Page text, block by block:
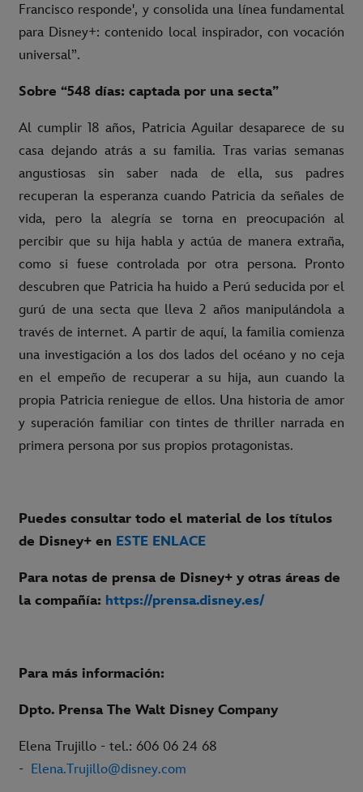
Francisco responde', y consolida una línea fundamental
para Disney+: contenido local inspirador, con vocación
universal”.
Sobre “548 días: captada por una secta”
Al cumplir 18 años, Patricia Aguilar desaparece de su
casa dejando atrás a su familia. Tras varias semanas
angustiosas sin saber nada de ella, sus padres
recuperan la esperanza cuando Patricia da señales de
vida, pero la alegría se torna en preocupación al
percibir que su hija habla y actúa de manera extraña,
como si fuese controlada por otra persona. Pronto
descubren que Patricia ha huido a Perú seducida por el
gurú de una secta que lleva 2 años manipulándola a
través de internet. A partir de aquí, la familia comienza
una investigación a los dos lados del océano y no ceja
en el empeño de recuperar a su hija, aun cuando la
propia Patricia reniegue de ellos. Una historia de amor
y superación familiar con tintes de thriller narrada en
primera persona por sus propios protagonistas.
Puedes consultar todo el material de los títulos
de Disney+ en ESTE ENLACE
Para notas de prensa de Disney+ y otras áreas de
la compañía: https://prensa.disney.es/
Para más información:
Dpto. Prensa The Walt Disney Company
Elena Trujillo - tel.: 606 06 24 68
- Elena.Trujillo@disney.com